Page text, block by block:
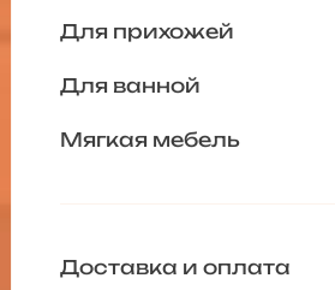
Для прихожей
Для ванной
Мягкая мебель
Доставка и оплата